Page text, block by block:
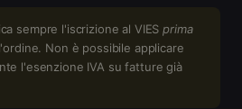
sempre l'iscrizione al VIESprima
Non è possibile applicare
l'esenzione IVA su fatture già